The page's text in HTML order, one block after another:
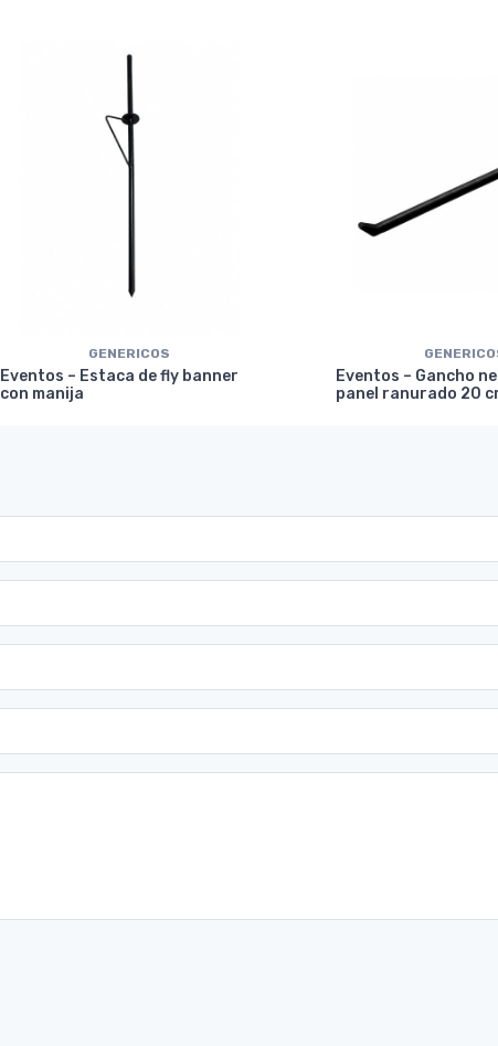
GENERICOS
Eventos – Estaca de fly banner
con manija
Eventos – Gancho
panel ranurado 20